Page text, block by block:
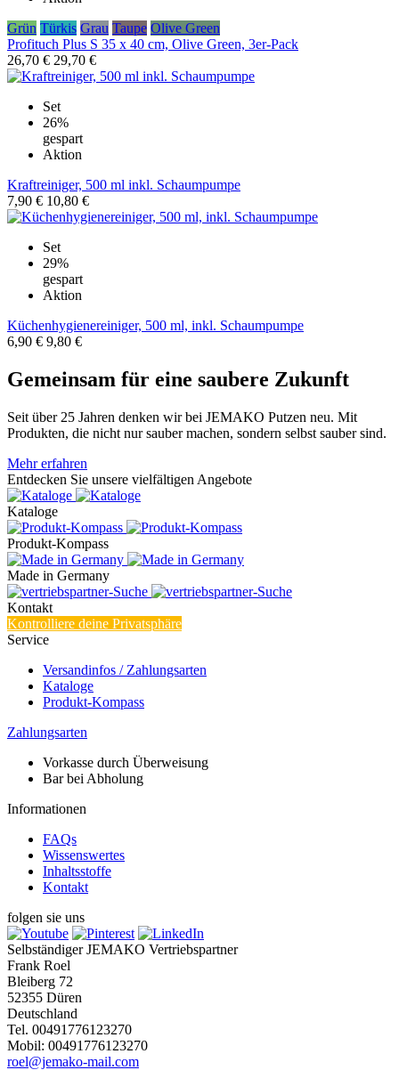
Grün Türkis Grau Taupe Olive Green
Profituch Plus S 35 x 40 cm, Olive Green, 3er-Pack
26,70 € 29,70 €
Set
26%
gespart
Aktion
Kraftreiniger, 500 ml inkl. Schaumpumpe
7,90 € 10,80 €
Set
29%
gespart
Aktion
Küchenhygienereiniger, 500 ml, inkl. Schaumpumpe
6,90 € 9,80 €
Gemeinsam für eine saubere Zukunft
Seit über 25 Jahren denken wir bei JEMAKO Putzen neu. Mit
Produkten, die nicht nur sauber machen, sondern selbst sauber sind.
Mehr erfahren
Entdecken Sie unsere vielfältigen Angebote
Kataloge
Produkt-Kompass
Made in Germany
Kontakt
Kontrolliere deine Privatsphäre
Service
Versandinfos / Zahlungsarten
Kataloge
Produkt-Kompass
Zahlungsarten
Vorkasse durch Überweisung
Bar bei Abholung
Informationen
FAQs
Wissenswertes
Inhaltsstoffe
Kontakt
folgen sie uns
Selbständiger JEMAKO Vertriebspartner
Frank Roel
Bleiberg 72
52355 Düren
Deutschland
Tel. 00491776123270
Mobil: 00491776123270
roel@jemako-mail.com